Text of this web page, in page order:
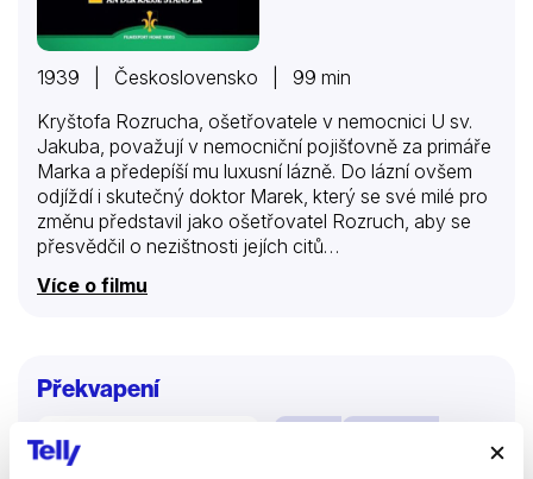
1939 | Československo | 99 min
Kryštofa Rozrucha, ošetřovatele v nemocnici U sv.
Jakuba, považují v nemocniční pojišťovně za primáře
Marka a předepíší mu luxusní lázně. Do lázní ovšem
odjíždí i skutečný doktor Marek, který se své milé pro
změnu představil jako ošetřovatel Rozruch, aby se
přesvědčil o nezištnosti jejích citů…
Více o filmu
Překvapení